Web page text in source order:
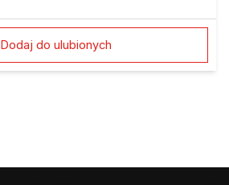
Dodaj do ulubionych